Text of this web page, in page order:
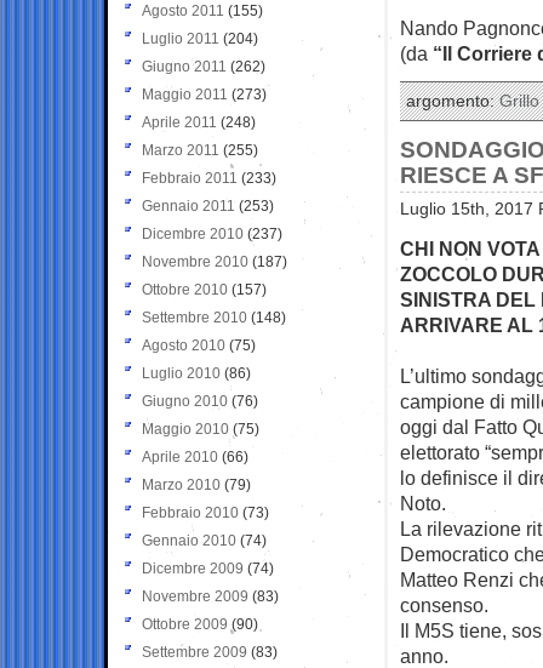
Nando
(da “Il Corriere
argomento:Grillo
RIESCE A
Luglio 15th, 2017
CHI NON
ZOCCOLO
SINISTRA DEL
ARRIVARE AL
L’ultimo
campione di
oggi dal Fatto
elettorato
lo definisce il
Noto.
La rilevazione
Democratico
Matteo Renzi
consenso.
Il M5S tiene,
anno.
Agosto 2011 (155)
Luglio 2011 (204)
Giugno 2011 (262)
Maggio 2011 (273)
Aprile 2011 (248)
Marzo 2011 (255)
Febbraio 2011 (233)
Gennaio 2011 (253)
Dicembre 2010 (237)
Novembre 2010 (187)
Ottobre 2010 (157)
Settembre 2010 (148)
Agosto 2010 (75)
Luglio 2010 (86)
Giugno 2010 (76)
Maggio 2010 (75)
Aprile 2010 (66)
Marzo 2010 (79)
Febbraio 2010 (73)
Gennaio 2010 (74)
Dicembre 2009 (74)
Novembre 2009 (83)
Ottobre 2009 (90)
Settembre 2009 (83)